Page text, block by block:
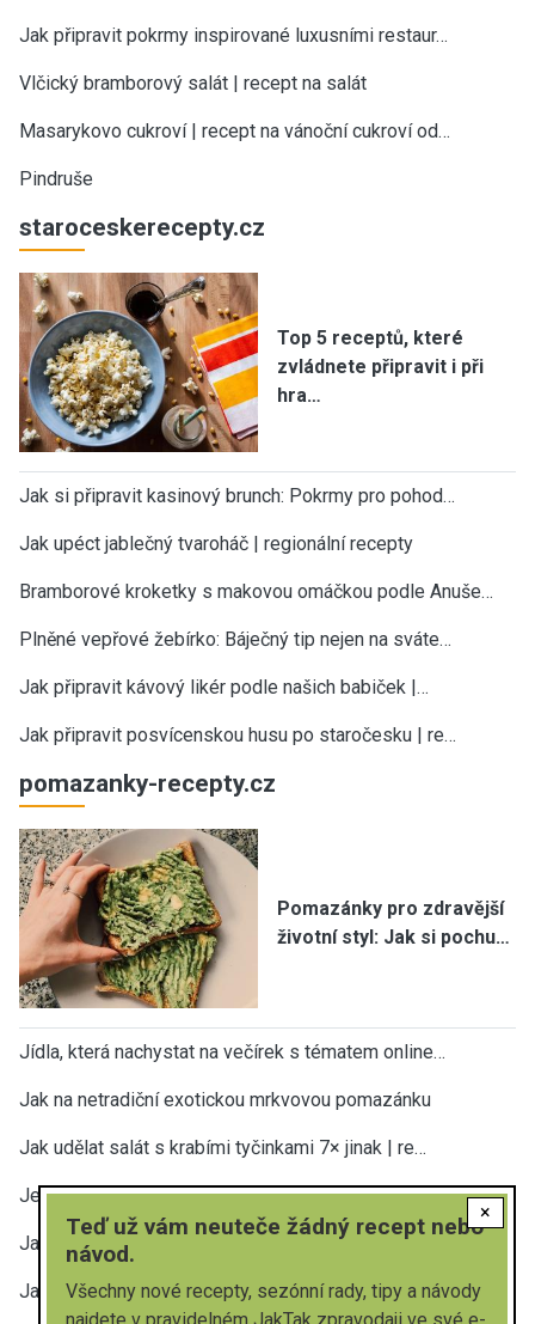
×
Teď už vám neuteče žádný recept nebo
návod.
Všechny nové recepty, sezónní rady, tipy a návody
Jak připravit pokrmy inspirované luxusními restaur…
Vlčický bramborový salát | recept na salát
Masarykovo cukroví | recept na vánoční cukroví od…
Pindruše
staroceskerecepty.cz
Top 5 receptů, které
zvládnete připravit i při
hra…
Jak si připravit kasinový brunch: Pokrmy pro pohod…
Jak upéct jablečný tvaroháč | regionální recepty
Bramborové kroketky s makovou omáčkou podle Anuše…
Plněné vepřové žebírko: Báječný tip nejen na sváte…
Jak připravit kávový likér podle našich babiček |…
Jak připravit posvícenskou husu po staročesku | re…
pomazanky-recepty.cz
Pomazánky pro zdravější
životní styl: Jak si pochu…
Jídla, která nachystat na večírek s tématem online…
Jak na netradiční exotickou mrkvovou pomazánku
Jak udělat salát s krabími tyčinkami 7× jinak | re…
Jednoduché pomazánky z tvarohu – 12 variant | rych…
Jak udělat pomazánku s olomouckými tvarůžky |4 rec…
Jak udělat sýrový salát tak, abyste si pochutnali?…